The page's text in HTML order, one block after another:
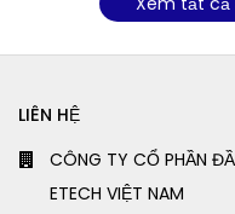
LIÊN HỆ
CÔNG TY CỔ PHẦN
ETECH VIỆT NAM